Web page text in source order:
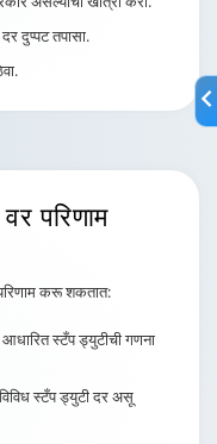
दुप्पट तपासा.
परिणाम
करू शकतात:
आधारित स्टँप ड्युटीची गणना
स्टँप ड्युटी दर असू